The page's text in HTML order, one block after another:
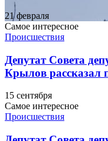
21 февраля
Самое интересное
Происшествия
Депутат Совета
Крылов рассказал
15 сентября
Самое интересное
Происшествия